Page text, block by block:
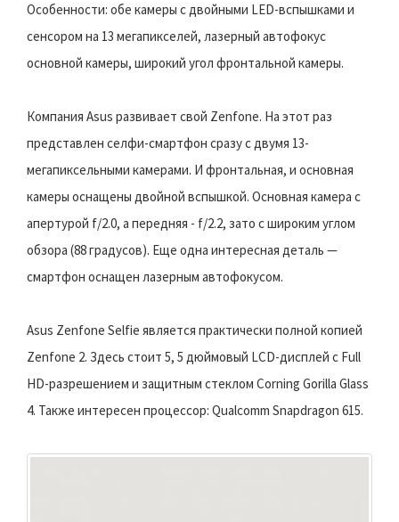
Особенности: обе камеры с двойными LED-вспышками и
сенсором на 13 мегапикселей, лазерный автофокус
основной камеры, широкий угол фронтальной камеры.
Компания Asus развивает свой Zenfone. На этот раз
представлен селфи-смартфон сразу с двумя 13-
мегапиксельными камерами. И фронтальная, и основная
камеры оснащены двойной вспышкой. Основная камера с
апертурой f/2.0, а передняя - f/2.2, зато с широким углом
обзора (88 градусов). Еще одна интересная деталь —
смартфон оснащен лазерным автофокусом.
Asus Zenfone Selfie является практически полной копией
Zenfone 2. Здесь стоит 5, 5 дюймовый LCD-дисплей с Full
HD-разрешением и защитным стеклом Corning Gorilla Glass
4. Также интересен процессор: Qualcomm Snapdragon 615.